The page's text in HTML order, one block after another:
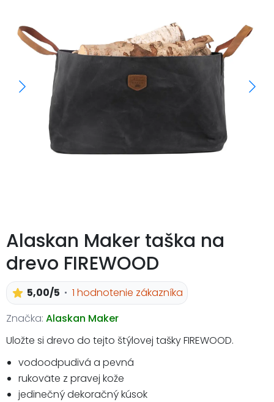
Alaskan Maker taška na
drevo FIREWOOD
5,00/5
1 hodnotenie zákazníka
Značka: Alaskan Maker
Uložte si drevo do tejto štýlovej tašky FIREWOOD.
vodoodpudivá a pevná
rukoväte z pravej kože
jedinečný dekoračný kúsok